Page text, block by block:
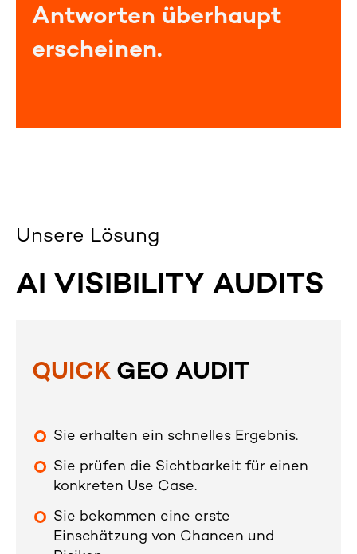
Antworten überhaupt
erscheinen.
Unsere Lösung
AI VISIBILITY AUDITS
QUICK GEO AUDIT
Sie erhalten ein schnelles Ergebnis.
Sie prüfen die Sichtbarkeit für einen
konkreten Use Case.
Sie bekommen eine erste
Einschätzung von Chancen und